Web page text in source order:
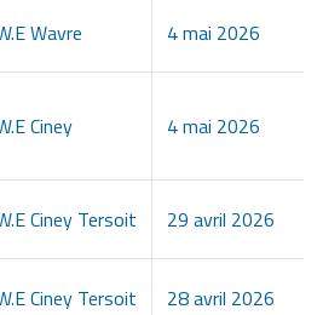
Wavre 4 mai 2026
Ciney 4 mai 2026
Ciney Tersoit 29 avril 2026
Ciney Tersoit 28 avril 2026